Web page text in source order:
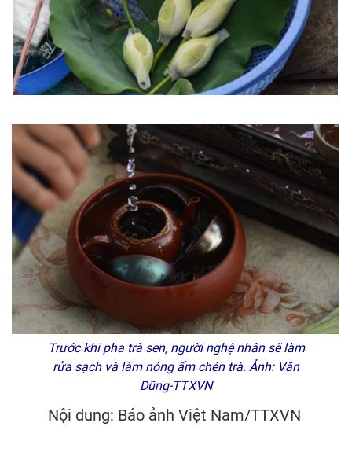
Trước khi pha trà sen, người nghệ nhân sẽ làm
rửa sạch và làm nóng ấm chén trà. Ảnh: Văn
Dũng-TTXVN
Nội dung: Báo ảnh Việt Nam/TTXVN